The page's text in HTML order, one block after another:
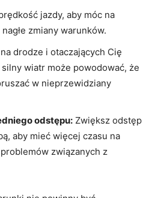
jazdy, aby móc‌ na
zmiany warunków.
drodze ⁣i ‌otaczających Cię
‍wiatr może powodować, że
w nieprzewidziany
odstępu: Zwiększ‌ odstęp
aby mieć więcej czasu na
związanych z